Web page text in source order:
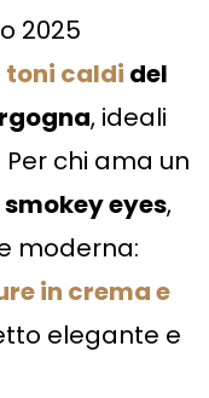
2025
caldi del
, ideali
chi ama un
eyes,
moderna:
in crema e
elegante e